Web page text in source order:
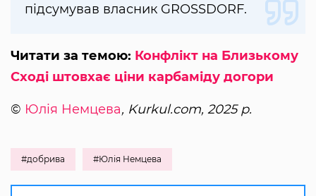
підсумував власник GROSSDORF.
Читати за темою: Конфлікт на Близькому
Сході штовхає ціни карбаміду догори
© Юлія Немцева, Kurkul.com, 2025 р.
#добрива #Юлія Немцева